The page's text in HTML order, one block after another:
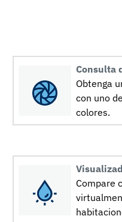
Consulta
Obtenga
con uno
colores.
Compare